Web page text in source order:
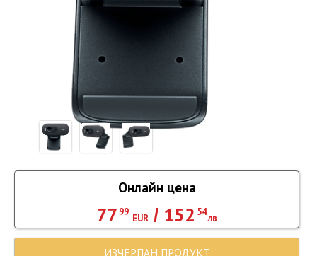
Онлайн цена
77 99
EUR / 152 54
лв
ИЗЧЕРПАН ПРОДУКТ